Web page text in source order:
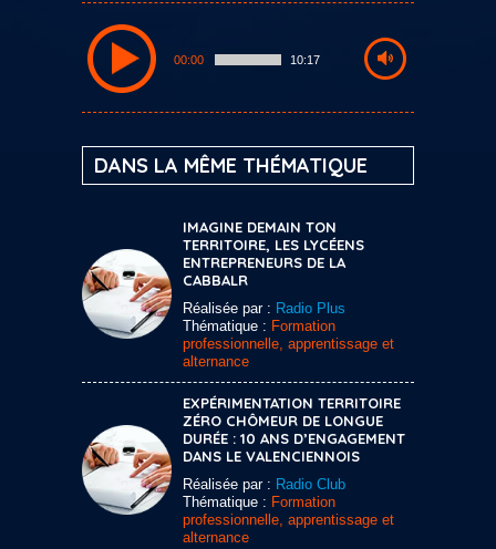
00:00 10:17
DANS LA MÊME THÉMATIQUE
IMAGINE DEMAIN TON
TERRITOIRE, LES LYCÉENS
ENTREPRENEURS DE LA
CABBALR
Réalisée par : Radio Plus
Thématique : Formation
professionnelle, apprentissage et
alternance
EXPÉRIMENTATION TERRITOIRE
ZÉRO CHÔMEUR DE LONGUE
DURÉE : 10 ANS D’ENGAGEMENT
DANS LE VALENCIENNOIS
Réalisée par : Radio Club
Thématique : Formation
professionnelle, apprentissage et
alternance